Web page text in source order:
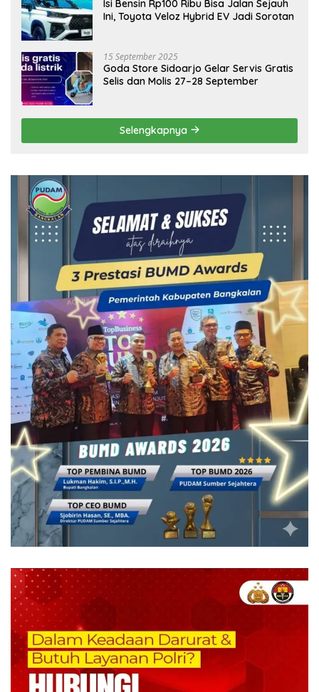
Isi Bensin Rp100 Ribu Bisa Jalan Sejauh
Ini, Toyota Veloz Hybrid EV Jadi Sorotan
15 September 2025
Goda Store Sidoarjo Gelar Servis Gratis
Selis dan Molis 27–28 September
Selengkapnya